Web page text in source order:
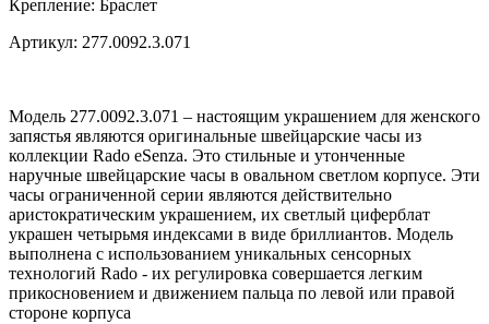
Крепление: Браслет
Артикул: 277.0092.3.071
Модель 277.0092.3.071 – настоящим украшением для женского
запястья являются оригинальные швейцарские часы из
коллекции Rado eSenza. Это стильные и утонченные
наручные швейцарские часы в овальном светлом корпусе. Эти
часы ограниченной серии являются действительно
аристократическим украшением, их светлый циферблат
украшен четырьмя индексами в виде бриллиантов. Модель
выполнена с использованием уникальных сенсорных
технологий Rado - их регулировка совершается легким
прикосновением и движением пальца по левой или правой
стороне корпуса